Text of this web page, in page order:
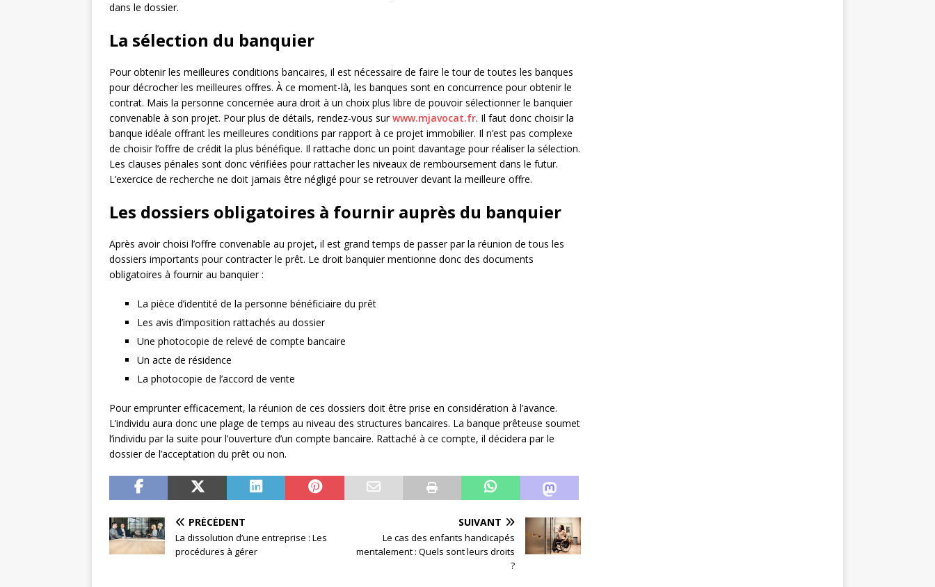
dans le dossier.
La sélection du banquier
Pour obtenir les meilleures conditions bancaires, il est nécessaire de faire le tour de toutes les banques
pour décrocher les meilleures offres. À ce moment-là, les banques sont en concurrence pour obtenir le
contrat. Mais la personne concernée aura droit à un choix plus libre de pouvoir sélectionner le banquier
convenable à son projet. Pour plus de détails, rendez-vous surwww.mjavocat.fr. Il faut donc choisir la
banque idéale offrant les meilleures conditions par rapport à ce projet immobilier. Il n’est pas complexe
de choisir l’offre de crédit la plus bénéfique. Il rattache donc un point davantage pour réaliser la sélection.
Les clauses pénales sont donc vérifiées pour rattacher les niveaux de remboursement dans le futur.
L’exercice de recherche ne doit jamais être négligé pour se retrouver devant la meilleure offre.
Les dossiers obligatoires à fournir auprès du banquier
Après avoir choisi l’offre convenable au projet, il est grand temps de passer par la réunion de tous les
dossiers importants pour contracter le prêt. Le droit banquier mentionne donc des documents
obligatoires à fournir au banquier :
La pièce d’identité de la personne bénéficiaire du prêt
Les avis d’imposition rattachés au dossier
Une photocopie de relevé de compte bancaire
Un acte de résidence
La photocopie de l’accord de vente
Pour emprunter efficacement, la réunion de ces dossiers doit être prise en considération à l’avance.
L’individu aura donc une plage de temps au niveau des structures bancaires. La banque prêteuse soumet
l’individu par la suite pour l’ouverture d’un compte bancaire. Rattaché à ce compte, il décidera par le
dossier de l’acceptation du prêt ou non.
PRÉCÉDENT
La dissolution d’une entreprise : Les
procédures à gérer
SUIVANT
Le cas des enfants handicapés
mentalement : Quels sont leurs droits
?